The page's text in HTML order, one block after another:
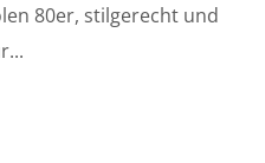
80er, stilgerecht und